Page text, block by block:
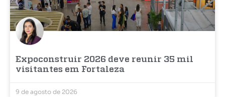
Expoconstruir 2026 deve reunir 35 mil
visitantes em Fortaleza
9 de agosto de 2026